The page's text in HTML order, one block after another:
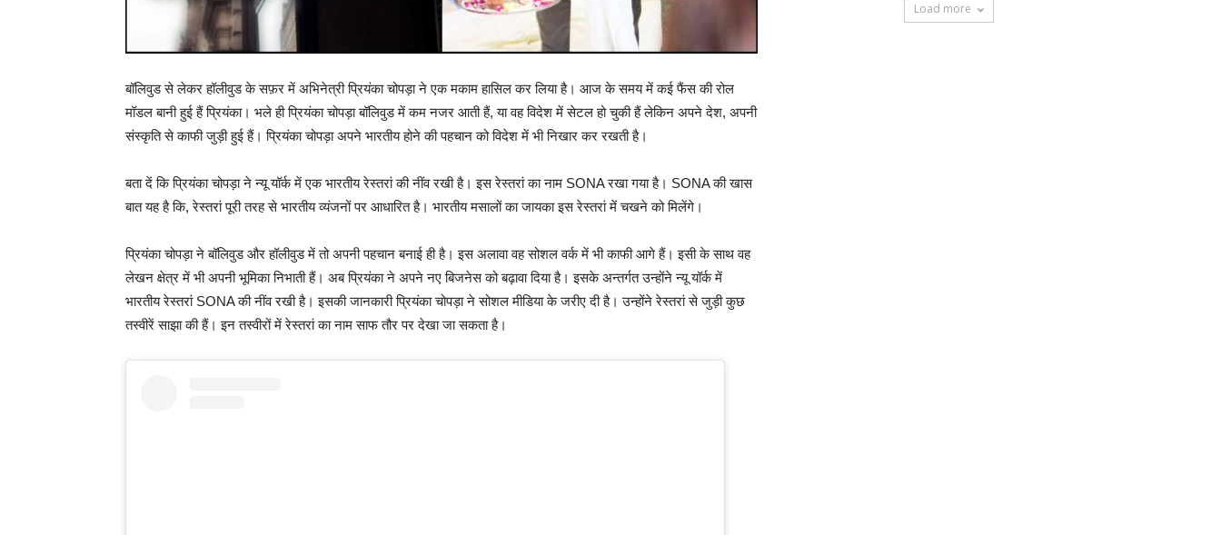
बॉलिवुड से लेकर हॉलीवुड के सफ़र में अभिनेत्री प्रियंका चोपड़ा ने एक मकाम हासिल कर लिया है। आज के समय में कई फैंस की रोल
मॉडल बानी हुई हैं प्रियंका। भले ही प्रियंका चोपड़ा बॉलिवुड में कम नजर आती हैं, या वह विदेश में सेटल हो चुकी हैं लेकिन अपने देश, अपनी
संस्कृति से काफी जुड़ी हुई हैं। प्रियंका चोपड़ा अपने भारतीय होने की पहचान को विदेश में भी निखार कर रखती है।
बता दें कि प्रियंका चोपड़ा ने न्यू यॉर्क में एक भारतीय रेस्तरां की नींव रखी है। इस रेस्तरां का नाम SONA रखा गया है। SONA की खास
बात यह है कि, रेस्तरां पूरी तरह से भारतीय व्यंजनों पर आधारित है। भारतीय मसालों का जायका इस रेस्तरां में चखने को मिलेंगे।
प्रियंका चोपड़ा ने बॉलिवुड और हॉलीवुड में तो अपनी पहचान बनाई ही है। इस अलावा वह सोशल वर्क में भी काफी आगे हैं। इसी के साथ वह
लेखन क्षेत्र में भी अपनी भूमिका निभाती हैं। अब प्रियंका ने अपने नए बिजनेस को बढ़ावा दिया है। इसके अन्तर्गत उन्होंने न्यू यॉर्क में
भारतीय रेस्तरां SONA की नींव रखी है। इसकी जानकारी प्रियंका चोपड़ा ने सोशल मीडिया के जरीए दी है। उन्होंने रेस्तरां से जुड़ी कुछ
तस्वीरें साझा की हैं। इन तस्वीरों में रेस्तरां का नाम साफ तौर पर देखा जा सकता है।
Load more